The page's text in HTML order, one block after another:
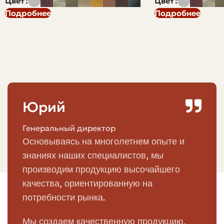
вопросов заранее: кто и за что отвечает, каковы сроки
и порядок оплаты, какие допуски по качеству и
Кому выгоден подробный договор
Подробный договор выгоден всем участникам сделки.
Заказчику — потому что он защищён от поставки
некачественного материала и неожиданных задержек.
Поставщику — потому что понятны порядок приёмки,
ответственность и механизм возврата/перерасчёта. А
юристам — потому что меньше работы при
урегулировании споров.
Иногда заказчики боятся «перегрузить» договор
Подробнее
Подробнее
Юрий
Генеральный директор
Основываясь на многолетнем опыте и
знаниях наших специалистов, мы
производим продукцию высочайшего
качества, ориентированную на
потребности рынка.
Мы создаем качественную продукцию,